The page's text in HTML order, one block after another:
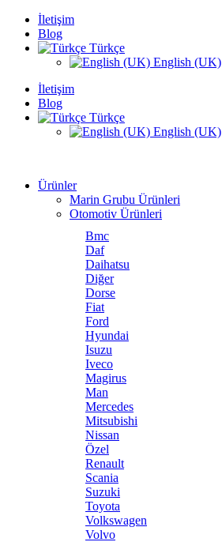
İletişim
Blog
Türkçe
English (UK)
İletişim
Blog
Türkçe
English (UK)
Ürünler
Marin Grubu Ürünleri
Otomotiv Ürünleri
Bmc
Daf
Daihatsu
Diğer
Dorse
Fiat
Ford
Hyundai
Isuzu
Iveco
Magirus
Man
Mercedes
Mitsubishi
Nissan
Özel
Renault
Scania
Suzuki
Toyota
Volkswagen
Volvo